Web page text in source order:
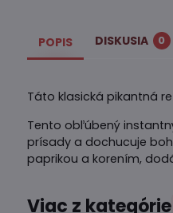
POPIS DISKUSIA 0
Táto klasická pikantná
Tento obľúbený
prísady a dochucuje
paprikou a korením,
Viac z kategórie